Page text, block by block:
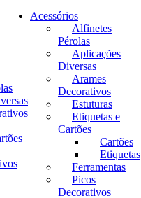
Acessórios
Alfinetes
Pérolas
Aplicações
Diversas
Arames
Decorativos
Estuturas
Etiquetas e
Cartões
Cartões
Etiquetas
Ferramentas
Picos
Decorativos